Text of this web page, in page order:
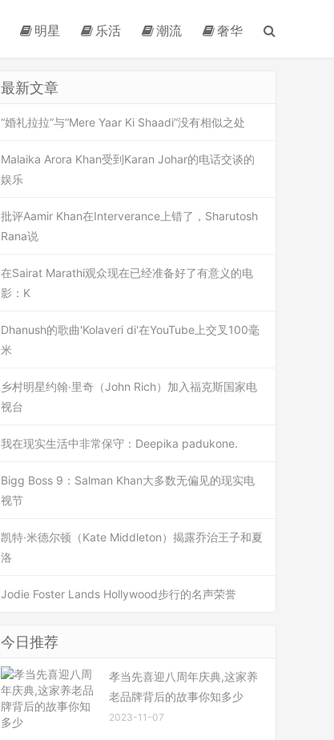
明星 乐活 潮流 奢华
最新文章
“婚礼拉拉”与“Mere Yaar Ki Shaadi”没有相似之处
Malaika Arora Khan受到Karan Johar的电话交谈的
娱乐
批评Aamir Khan在Interverance上错了，Sharutosh
Rana说
在Sairat Marathi观众现在已经准备好了有意义的电
影：K
Dhanush的歌曲'Kolaveri di'在YouTube上交叉100毫
米
乡村明星约翰·里奇（John Rich）加入福克斯国家电
视台
我在现实生活中非常保守：Deepika padukone.
Bigg Boss 9：Salman Khan大多数无偏见的现实电
视节
凯特·米德尔顿（Kate Middleton）揭露乔治王子和夏
洛
Jodie Foster Lands Hollywood步行的名声荣誉
今日推荐
孝当先喜迎八周年庆典,这家养
老品牌背后的故事你知多少
2023-11-07